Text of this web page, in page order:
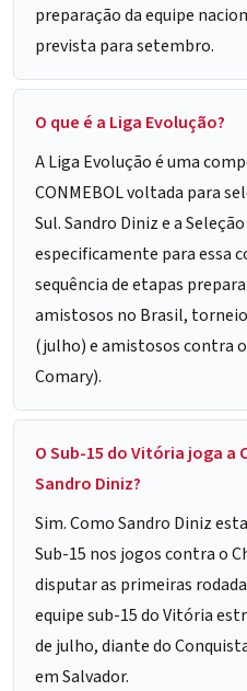
preparação da equipe
prevista para setembro.
O que é a Liga Evolução?
A Liga Evolução é uma
CONMEBOL voltada para
Sul. Sandro Diniz e a
especificamente para essa
sequência de etapas
amistosos no Brasil,
(julho) e amistosos contra
Comary).
O Sub-15 do Vitória joga a
Sandro Diniz?
Sim. Como Sandro Diniz
Sub-15 nos jogos contra o
disputar as primeiras
equipe sub-15 do Vitória
de julho, diante do
em Salvador.